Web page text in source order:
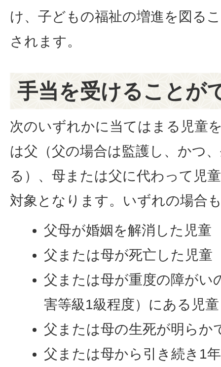
け、子どもの福祉の増進を図る
されます。
手当を受けることが
次のいずれかに当てはまる児童
は父（父の場合は監護し、かつ
る）、母または父に代わって児
対象となります。いずれの場合
父母が婚姻を解消した児童
父または母が死亡した児童
父または母が重度の障がい
害等級1級程度）にある児童
父または母の生死が明らか
父または母から引き続き1